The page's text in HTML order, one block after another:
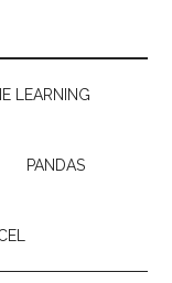
LEARNING
PANDAS